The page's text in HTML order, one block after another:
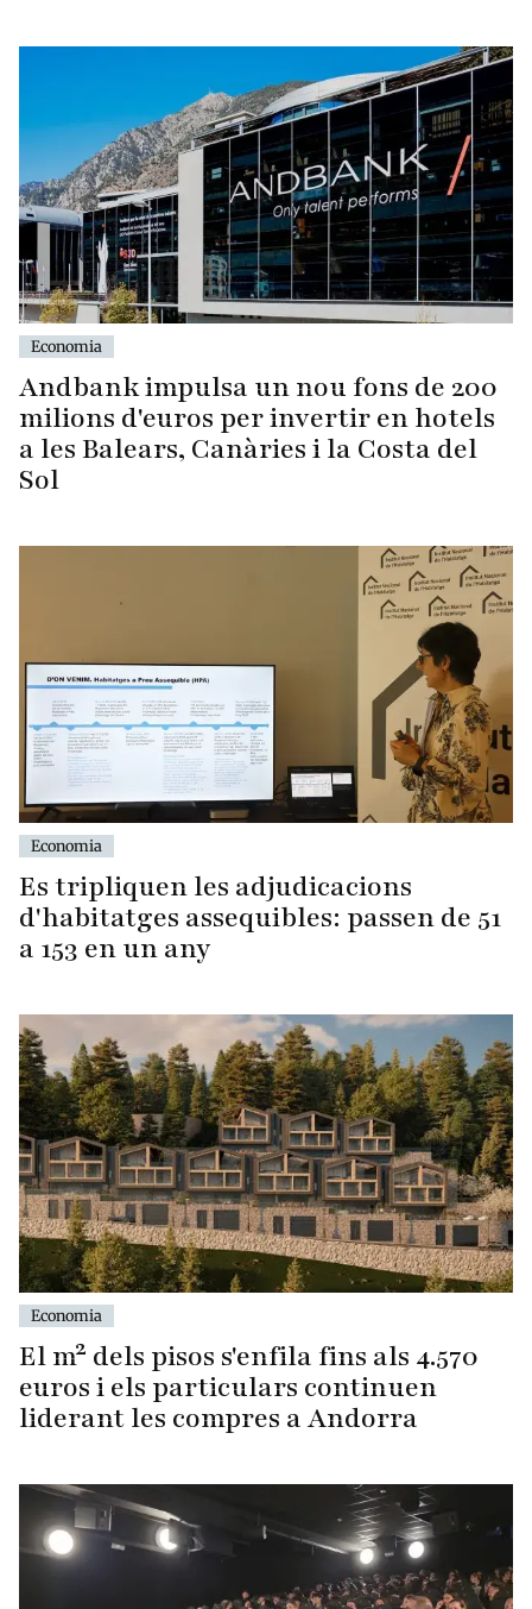
Economia
Andbank impulsa un nou fons de 200
milions d'euros per invertir en hotels
a les Balears, Canàries i la Costa del
Sol
Economia
Es tripliquen les adjudicacions
d'habitatges assequibles: passen de 51
a 153 en un any
Economia
El m² dels pisos s'enfila fins als 4.570
euros i els particulars continuen
liderant les compres a Andorra